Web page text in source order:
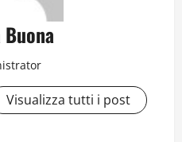
Visualizza tutti i post